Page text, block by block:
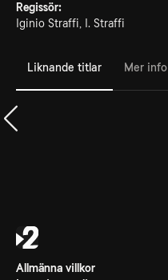
Regissör:
Iginio Straffi, I. Straffi
Liknande titlar Mer info
Allmänna villkor